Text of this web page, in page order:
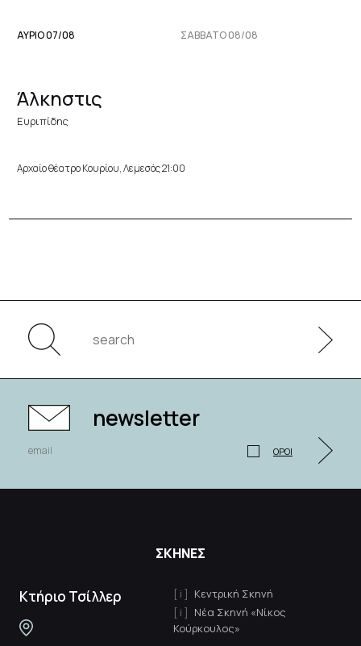
ΑΥΡΙΟ 07/08 ΣΆΒΒΑΤΟ 08/08
Άλκηστις
Ευριπίδης
Αρχαίο θέατρο Κουρίου, Λεμεσός 21:00
newsletter
ΟΡΟΙ
ΣΚΗΝΕΣ
Κτήριο Τσίλλερ
Κεντρική Σκηνή
Νέα Σκηνή «Νίκος
Κούρκουλος»